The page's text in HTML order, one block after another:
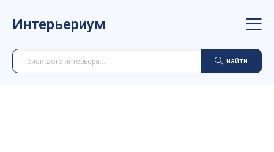
Интерьериум
найти